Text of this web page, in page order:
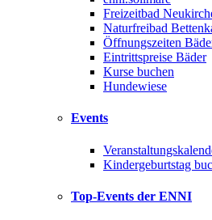
Freizeitbad
Naturfreibad
Öffnungszeiten
Eintrittspreise Bäder
Kurse buchen
Hundewiese
Events
Kindergeburtstag
Top-Events der ENNI